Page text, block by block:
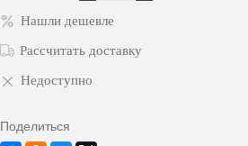
Нашли дешевле
Рассчитать доставку
Недоступно
Поделиться